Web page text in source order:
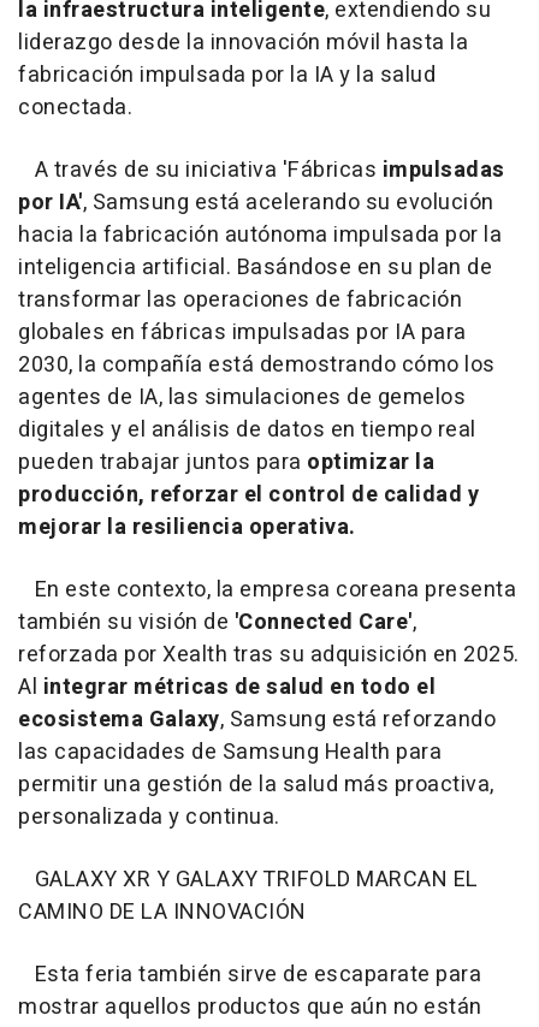
la infraestructura inteligente, extendiendo su
liderazgo desde la innovación móvil hasta la
fabricación impulsada por la IA y la salud
conectada.
A través de su iniciativa 'Fábricas impulsadas
por IA', Samsung está acelerando su evolución
hacia la fabricación autónoma impulsada por la
inteligencia artificial. Basándose en su plan de
transformar las operaciones de fabricación
globales en fábricas impulsadas por IA para
2030, la compañía está demostrando cómo los
agentes de IA, las simulaciones de gemelos
digitales y el análisis de datos en tiempo real
pueden trabajar juntos para optimizar la
producción, reforzar el control de calidad y
mejorar la resiliencia operativa.
En este contexto, la empresa coreana presenta
también su visión de 'Connected Care',
reforzada por Xealth tras su adquisición en 2025.
Al integrar métricas de salud en todo el
ecosistema Galaxy, Samsung está reforzando
las capacidades de Samsung Health para
permitir una gestión de la salud más proactiva,
personalizada y continua.
GALAXY XR Y GALAXY TRIFOLD MARCAN EL
CAMINO DE LA INNOVACIÓN
Esta feria también sirve de escaparate para
mostrar aquellos productos que aún no están